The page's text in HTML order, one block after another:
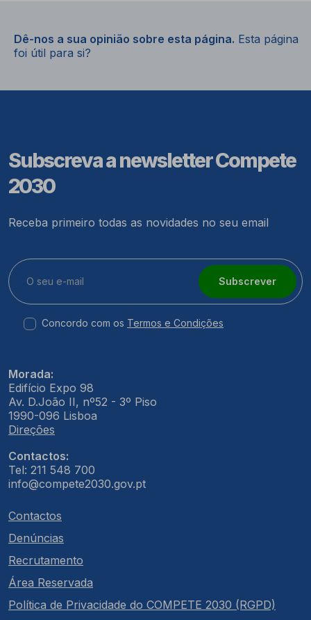
Dê-nos a sua opinião sobre esta página. Esta página
foi útil para si?
Subscreva a newsletter Compete
2030
Receba primeiro todas as novidades no seu email
Subscrever
Concordo com os Termos e Condições
Morada:
Edifício Expo 98
Av. D.João II, nº52 - 3º Piso
1990-096 Lisboa
Direções
Contactos:
Tel: 211 548 700
info@compete2030.gov.pt
Contactos
Denúncias
Recrutamento
Área Reservada
Política de Privacidade do COMPETE 2030 (RGPD)